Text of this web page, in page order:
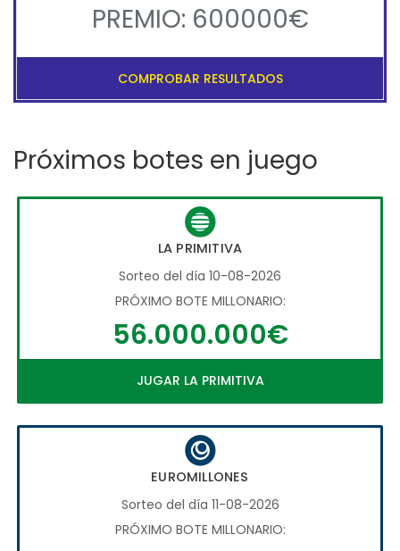
PREMIO: 600000€
COMPROBAR RESULTADOS
Próximos botes en juego
LA PRIMITIVA
Sorteo del día 10-08-2026
PRÓXIMO BOTE MILLONARIO:
56.000.000€
JUGAR LA PRIMITIVA
EUROMILLONES
Sorteo del día 11-08-2026
PRÓXIMO BOTE MILLONARIO: